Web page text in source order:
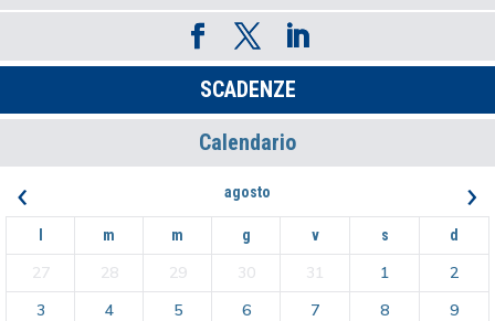
SCADENZE
Calendario
‹ agosto ›
m m g v s d
27 28 29 30 31 1
2
3
4 5 6 7 8
9